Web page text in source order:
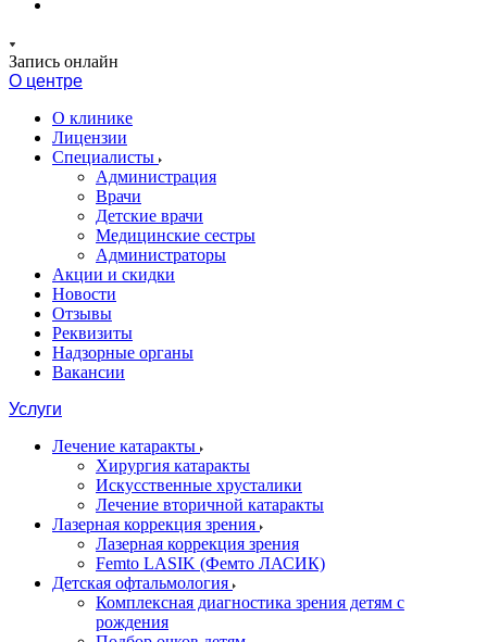
Запись онлайн
О центре
О клинике
Лицензии
Специалисты
Администрация
Врачи
Детские врачи
Медицинские сестры
Администраторы
Акции и скидки
Новости
Отзывы
Реквизиты
Надзорные органы
Вакансии
Услуги
Лечение катаракты
Хирургия катаракты
Искусственные хрусталики
Лечение вторичной катаракты
Лазерная коррекция зрения
Лазерная коррекция зрения
Femto LASIK (Фемто ЛАСИК)
Детская офтальмология
Комплексная диагностика зрения детям c
рождения